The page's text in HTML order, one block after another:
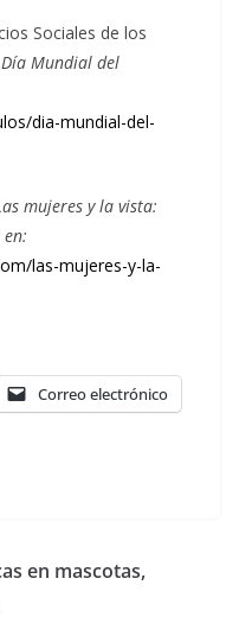
Sociales de los
Día Mundial del
dia-mundial-del-
mujeres y la vista:
las-mujeres-y-la-
Correo electrónico
en mascotas,